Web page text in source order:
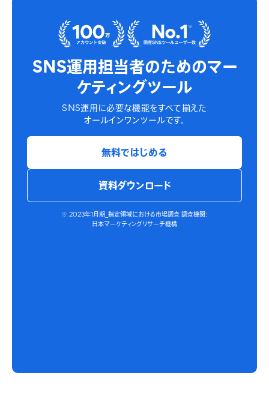
SNS運用担当者のためのマー
ケティングツール
SNS運用に必要な機能をすべて揃えた
オールインワンツールです。
無料ではじめる
資料ダウンロード
※ 2023年1月期_指定領域における市場調査 調査機関：
日本マーケティングリサーチ機構